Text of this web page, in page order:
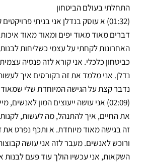
התחלתי בעולם הביטחון
(01:32) א עוסק בנדלן אני בניתי
האחרונות לקחתי על עצמי כשליחות
כביטחון כלכלי. אני קורא לזה פנסיה
נדלן. אני מלמד את זה בקורסים איך
נדבר קצת על הגישה המיוחדת שלי שמאוד
(02:09) אני עושה ייעוצים המון
את החיים, איך להתנהל, מה לעשות, לקנות
זה בגישה מאוד מיוחדת. א ותכף נפרט את
ורוכש לאנשים. מעבר לזה אני עושה
השקאות, אני עכשיו הולך עוד פעם לבנות